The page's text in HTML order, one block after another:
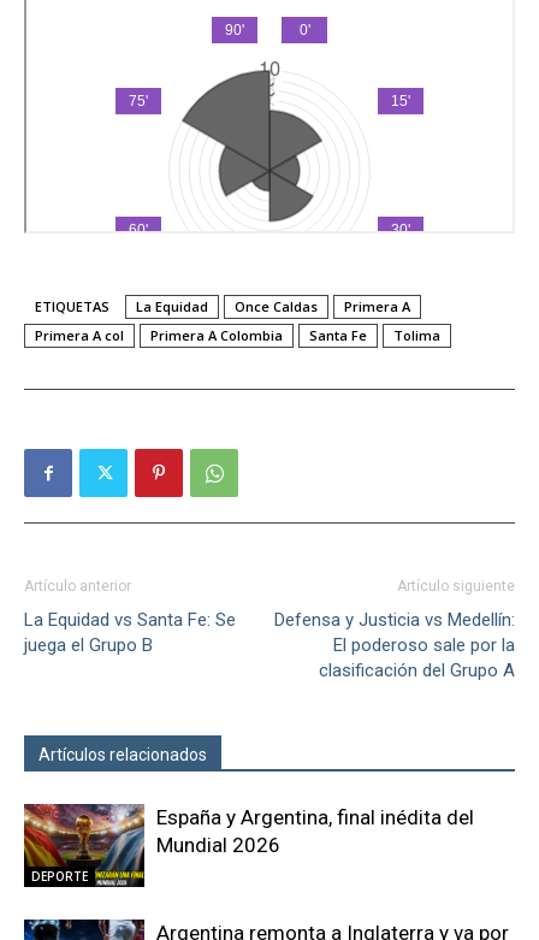
ETIQUETAS La Equidad Once Caldas
Primera A
Primera A col
Primera A Colombia Santa Fe Tolima
Artículo anterior
La Equidad vs Santa Fe: Se
juega el Grupo B
Artículo siguiente
Defensa y Justicia vs Medellín:
El poderoso sale por la
clasificación del Grupo A
Artículos relacionados
DEPORTE
España y Argentina, final inédita del
Mundial 2026
Argentina remonta a Inglaterra y va por